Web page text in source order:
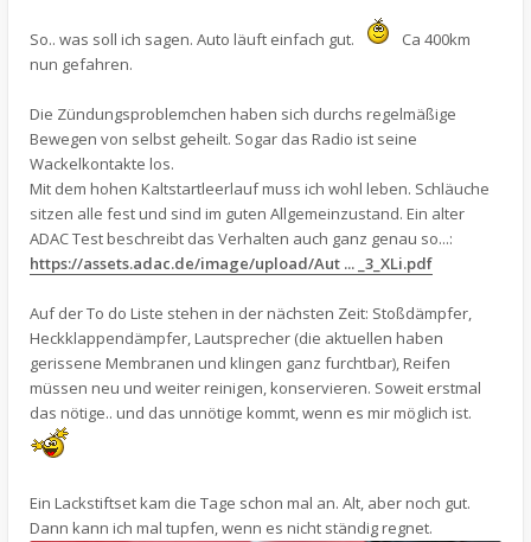
So.. was soll ich sagen. Auto läuft einfach gut.
Ca 400km
nun gefahren.
Die Zündungsproblemchen haben sich durchs regelmäßige
Bewegen von selbst geheilt. Sogar das Radio ist seine
Wackelkontakte los.
Mit dem hohen Kaltstartleerlauf muss ich wohl leben. Schläuche
sitzen alle fest und sind im guten Allgemeinzustand. Ein alter
ADAC Test beschreibt das Verhalten auch ganz genau so...:
https://assets.adac.de/image/upload/Aut ... _3_XLi.pdf
Auf der To do Liste stehen in der nächsten Zeit: Stoßdämpfer,
Heckklappendämpfer, Lautsprecher (die aktuellen haben
gerissene Membranen und klingen ganz furchtbar), Reifen
müssen neu und weiter reinigen, konservieren. Soweit erstmal
das nötige.. und das unnötige kommt, wenn es mir möglich ist.
Ein Lackstiftset kam die Tage schon mal an. Alt, aber noch gut.
Dann kann ich mal tupfen, wenn es nicht ständig regnet.